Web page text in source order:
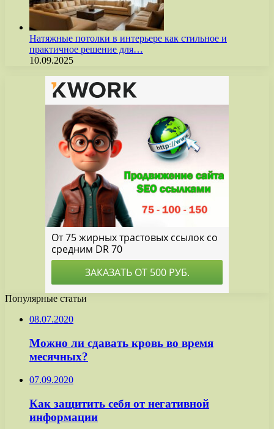
Натяжные потолки в интерьере как стильное и
практичное решение для…
10.09.2025
Популярные статьи
08.07.2020
Можно ли сдавать кровь во время
месячных?
07.09.2020
Как защитить себя от негативной
информации